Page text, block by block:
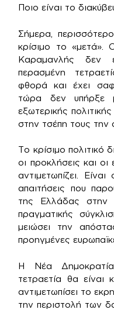
Ποιο είναι το
Σήμερα,
κρίσιμο το «μετά».
Καραμανλής δεν
περασμένη
φθορά και έχει
τώρα δεν υπήρξε
εξωτερικής
στην τσέπη τους
Το κρίσιμο πολιτικό
οι προκλήσεις και
αντιμετωπίζει.
απαιτήσεις που
της Ελλάδας στην
πραγματικής
μειώσει την
προηγμένες
Η Νέα
τετραετία θα είναι
αντιμετωπίσει το
την περιστολή των